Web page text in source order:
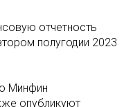
отчетность
полугодии 2023
Минфин
опубликуют